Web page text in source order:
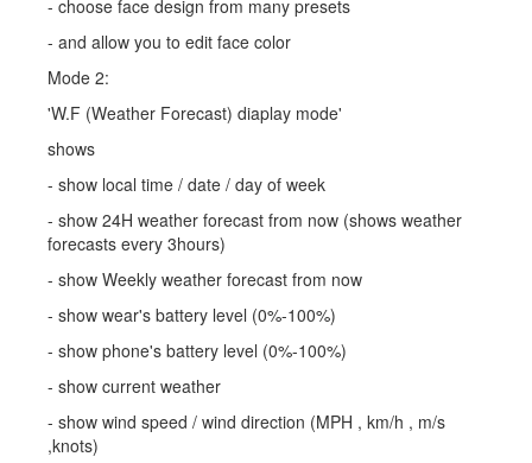
- choose face design from many presets
- and allow you to edit face color
Mode 2:
'W.F (Weather Forecast) diaplay mode'
shows
- show local time / date / day of week
- show 24H weather forecast from now (shows weather
forecasts every 3hours)
- show Weekly weather forecast from now
- show wear's battery level (0%-100%)
- show phone's battery level (0%-100%)
- show current weather
- show wind speed / wind direction (MPH , km/h , m/s
,knots)